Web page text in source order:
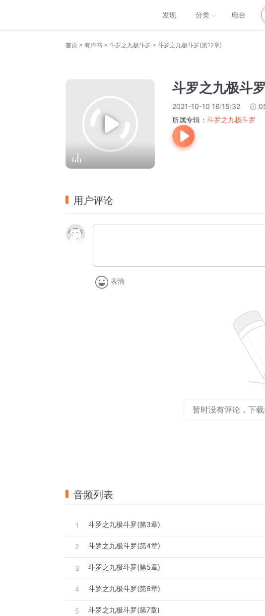
发现 分类 电台
首页 > 有声书 > 斗罗之九极斗罗 > 斗罗之九极斗罗(第12章)
斗罗之九极斗
2021-10-10 16:15:32
所属专辑： 斗罗之九极斗罗
用户评论
表情
暂时没有评论，下载
音频列表
1 斗罗之九极斗罗(第3章)
2 斗罗之九极斗罗(第4章)
3 斗罗之九极斗罗(第5章)
4 斗罗之九极斗罗(第6章)
5 斗罗之九极斗罗(第7章)